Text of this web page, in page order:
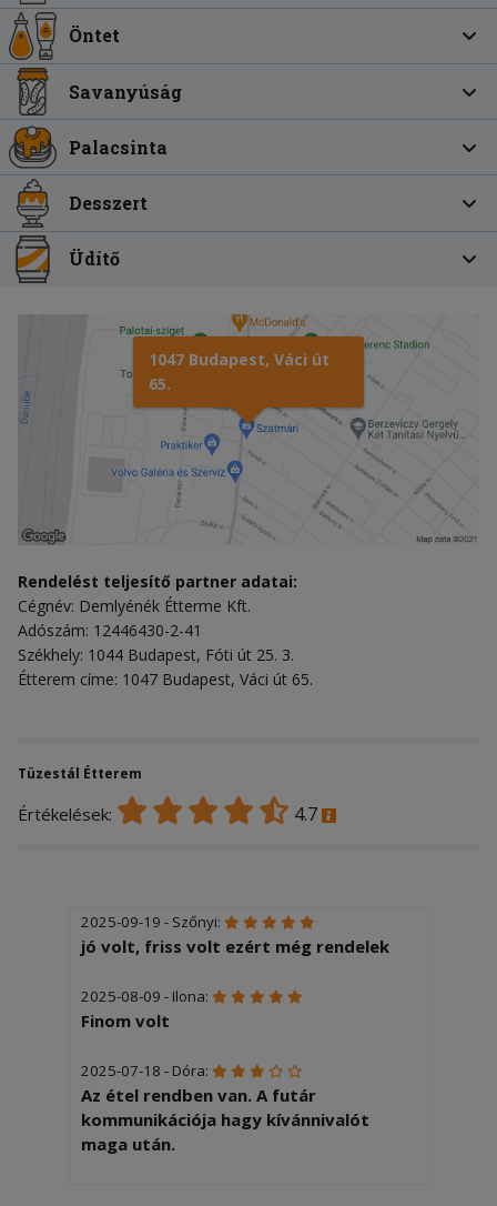
Öntet
Savanyúság
Palacsinta
Desszert
Üdítő
1047 Budapest, Váci út
65.
Rendelést teljesítő partner adatai:
Cégnév: Demlyénék Étterme Kft.
Adószám: 12446430-2-41
Székhely: 1044 Budapest, Fóti út 25. 3.
Étterem címe: 1047 Budapest, Váci út 65.
Tüzestál Étterem
Értékelések: 4.7
2025-09-19 - Szőnyi:
jó volt, friss volt ezért még rendelek
2025-08-09 - Ilona:
Finom volt
2025-07-18 - Dóra:
Az étel rendben van. A futár
kommunikációja hagy kívánnivalót
maga után.